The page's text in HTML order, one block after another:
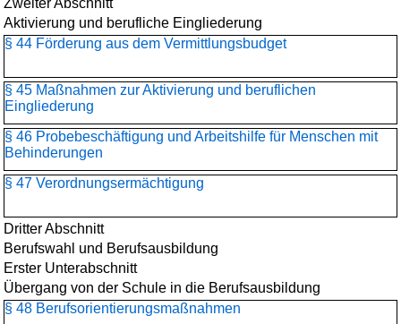
Zweiter Abschnitt
Aktivierung und berufliche Eingliederung
§ 44 Förderung aus dem Vermittlungsbudget
§ 45 Maßnahmen zur Aktivierung und beruflichen
Eingliederung
§ 46 Probebeschäftigung und Arbeitshilfe für Menschen mit
Behinderungen
§ 47 Verordnungsermächtigung
Dritter Abschnitt
Berufswahl und Berufsausbildung
Erster Unterabschnitt
Übergang von der Schule in die Berufsausbildung
§ 48 Berufsorientierungs­maßnahmen